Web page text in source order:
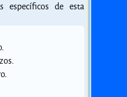
específicos de esta